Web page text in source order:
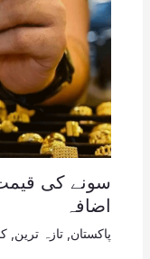
سونے کی
اضافہ
پاکستان تازہ ترین